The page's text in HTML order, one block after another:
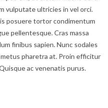
vulputate ultricies in vel orci.
posuere tortor condimentum
pellentesque. Cras massa
finibus sapien. Nunc sodales
pharetra at. Proin efficitur
ac venenatis purus.